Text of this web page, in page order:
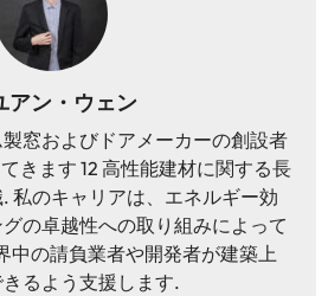
アン・ウェン
窓およびドアメーカーの創設者
きます 12 高性能建材に関する長
私のキャリアは、エネルギー効
の卓越性への取り組みによって
中の請負業者や開発者が建築上
るよう支援します.